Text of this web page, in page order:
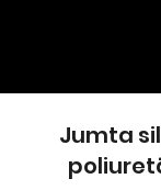
Jumta